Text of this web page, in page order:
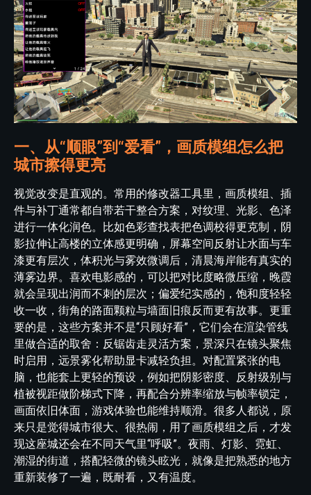
一、从“顺眼”到“爱看”，画质模组怎么把
城市擦得更亮
视觉改变是直观的。常用的修改器工具里，画质模组、插
件与补丁通常都自带若干整合方案，对纹理、光影、色泽
进行一体化润色。比如色彩查找表把色调校得更克制，阴
影拉伸让高楼的立体感更明确，屏幕空间反射让水面与车
漆更有层次，体积光与雾效微调后，清晨海岸能有真实的
薄雾边界。喜欢电影感的，可以把对比度略微压缩，晚霞
就会呈现出润而不刺的层次；偏爱纪实感的，饱和度轻轻
收一收，街角的路面颗粒与墙面旧痕反而更有故事。更重
要的是，这些方案并不是“只顾好看”，它们会在渲染管线
里做合适的取舍：反锯齿走灵活方案，景深只在镜头聚焦
时启用，远景雾化帮助显卡减轻负担。对配置紧张的电
脑，也能套上更轻的预设，例如把阴影密度、反射级别与
植被视距做阶梯式下降，再配合分辨率缩放与帧率锁定，
画面依旧体面，游戏体验也能维持顺滑。很多人都说，原
来只是觉得城市很大、很热闹，用了画质模组之后，才发
现这座城还会在不同天气里“呼吸”。夜雨、灯影、霓虹、
潮湿的街道，搭配轻微的镜头眩光，就像是把熟悉的地方
重新装修了一遍，既耐看，又有温度。